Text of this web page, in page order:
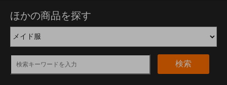
ほかの商品を探す
検索